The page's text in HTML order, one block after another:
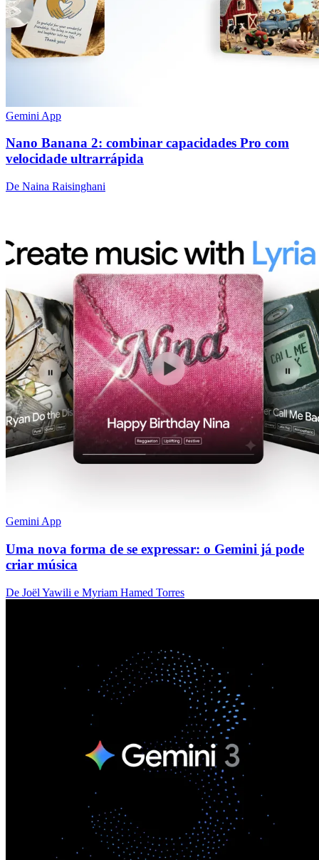
Gemini App
Nano Banana 2: combinar capacidades Pro com
velocidade ultrarrápida
De Naina Raisinghani
Gemini App
Uma nova forma de se expressar: o Gemini já pode
criar música
De Joël Yawili e Myriam Hamed Torres